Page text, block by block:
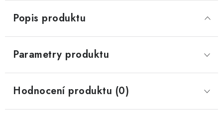
Popis produktu
Parametry produktu
Hodnocení produktu (0)